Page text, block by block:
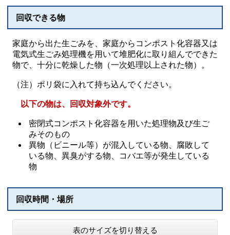
回収できる物
家庭から出た生ごみを、家庭からコンポスト化容器又は
電気式生ごみ処理機を用いて堆肥化に取り組んでできた
物で、十分に乾燥した物（一次処理以上された物）。
（注）ポリ袋に入れて持ち込んでください。
以下の物は、回収対象外です。
密閉式コンポスト化容器を用いた処理物及び生ご
みそのもの
異物（ビニール等）が混入している物、腐敗して
いる物、異臭がする物、コバエ等が発生している
物
回収時間・場所
表のサイズを切り替える